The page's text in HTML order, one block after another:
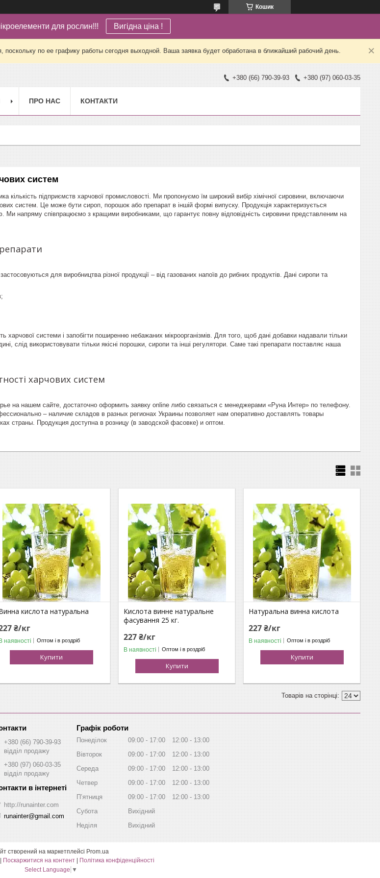
Кошик
для рослин!!! Вигідна ціна !
по ее графику работы сегодня выходной. Ваша заявка будет обработана в ближайший рабочий день.
+380 (66) 790-39-93 +380 (97) 060-03-35
ПРО НАС КОНТАКТИ
систем
кількість підприємств харчової промисловості. Ми пропонуємо їм широкий вибір хімічної сировини, включаючи
систем. Це може бути сироп, порошок або препарат в іншій формі випуску. Продукція характеризується
Ми напряму співпрацюємо з кращими виробниками, що гарантує повну відповідність сировини представленим на
для виробництва різної продукції – від газованих напоїв до рибних продуктів. Дані сиропи та
харчової системи і запобігти поширенню небажаних мікроорганізмів. Для того, щоб дані добавки надавали тільки
слід використовувати тільки якісні порошки, сиропи та інші регулятори. Саме такі препарати поставляє наша
харчових систем
на нашем сайте, достаточно оформить заявку online либо связаться с менеджерами «Руна Интер» по телефону.
– наличие складов в разных регионах Украины позволяет нам оперативно доставлять товары
страны. Продукция доступна в розницу (в заводской фасовке) и оптом.
кислота натуральна
₴/кг
В наявності Оптом і в роздріб
Купити
Кислота винне натуральне
фасування 25 кг.
227 ₴/кг
В наявності Оптом і в роздріб
Купити
Натуральна винна кислота
227 ₴/кг
В наявності Оптом і в роздріб
Купити
+380 (66) 790-39-93
відділ продажу
+380 (97) 060-03-35
відділ продажу
http://runainter.com
runainter@gmail.com
Графік роботи
Понеділок 09:00 17:00 12:00
13:00
Вівторок
09:00 17:00 12:00
13:00
Середа
09:00 17:00 12:00
13:00
Четвер
09:00 17:00 12:00
13:00
Пʼятниця
09:00 17:00 12:00
13:00
Субота
Вихідний
Неділя
Вихідний
створений на маркетплейсі Prom.ua
Поскаржитися на контент
Політика конфіденційності
Select Language ▼